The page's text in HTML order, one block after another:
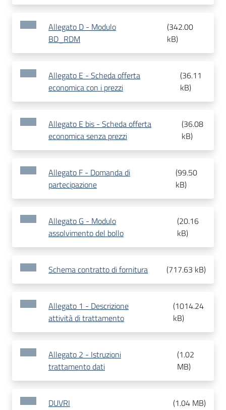
Allegato D - Modulo
BD_RDM
(342.00
kB)
Allegato E - Scheda offerta
economica con i prezzi
(36.11
kB)
Allegato E bis - Scheda offerta
economica senza prezzi
(36.08
kB)
Allegato F - Domanda di
partecipazione
(99.50
kB)
Allegato G - Modulo
assolvimento del bollo
(20.16
kB)
Schema contratto di fornitura (717.63 kB)
Allegato 1 - Descrizione
attività di trattamento
(1014.24
kB)
Allegato 2 - Istruzioni
trattamento dati
(1.02
MB)
DUVRI (1.04 MB)